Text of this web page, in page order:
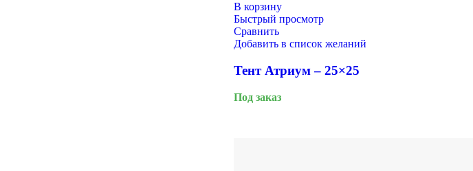
В корзину
Быстрый просмотр
Сравнить
Добавить в список желаний
Тент Атриум – 25×25
Под заказ